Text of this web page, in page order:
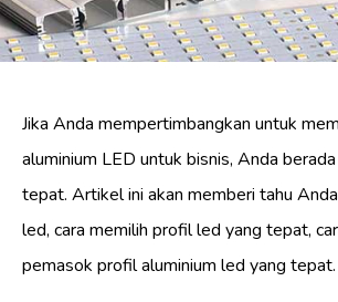
Jika Anda mempertimbangkan untuk
aluminium LED untuk bisnis, Anda
tepat. Artikel ini akan memberi tahu
led, cara memilih profil led yang tepat,
pemasok profil aluminium led yang tepat.